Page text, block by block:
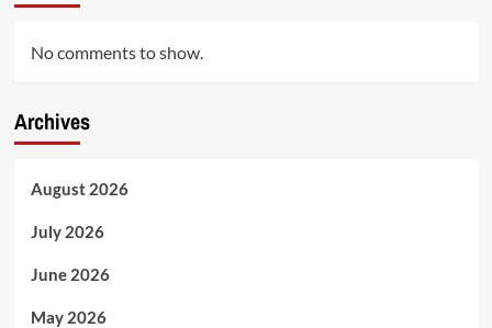
No comments to show.
Archives
August 2026
July 2026
June 2026
May 2026